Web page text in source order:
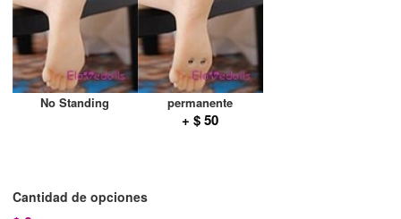
No Standing permanente
+ $ 50
Cantidad de opciones